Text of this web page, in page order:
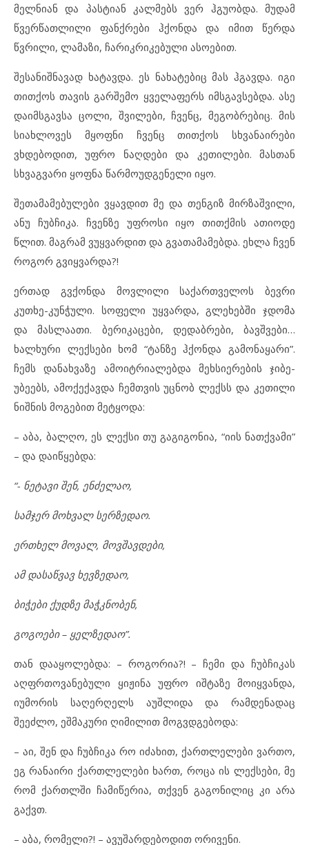
მელნიან და პასტიან კალმებს ვერ ჰგუობდა. მუდამ
წვერწათლილი ფანქრები ჰქონდა და იმით წერდა
წვრილი, ლამაზი, ჩარიკრიკებული ასოებით.
შესანიშნავად ხატავდა. ეს ნახატებიც მას ჰგავდა. იგი
თითქოს თავის გარშემო ყველაფერს იმსგავსებდა. ასე
დაიმსგავსა ცოლი, შვილები, ჩვენც, მეგობრებიც. მის
სიახლოვეს მყოფნი ჩვენც თითქოს სხვანაირები
ვხდებოდით, უფრო ნაღდები და კეთილები. მასთან
სხვაგვარი ყოფნა წარმოუდგენელი იყო.
შეთამამებულები ვყავდით მე და თენგიზ მირზაშვილი,
ანუ ჩუბჩიკა. ჩვენზე უფროსი იყო თითქმის ათიოდე
წლით. მაგრამ ვუყვარდით და გვათამამებდა. ეხლა ჩვენ
როგორ გვიყვარდა?!
ერთად გვქონდა მოვლილი საქართველოს ბევრი
კუთხე-კუნჭული. სოფელი უყვარდა, გლეხებში ჯდომა
და მასლაათი. ბერიკაცები, დედაბრები, ბავშვები…
ხალხური ლექსები ხომ “ტანზე ჰქონდა გამონაყარი”.
ჩემს დანახვაზე ამოიტრიალებდა მეხსიერების ჯიბე-
უბეებს, ამოქექავდა ჩემთვის უცნობ ლექსს და კეთილი
ნიშნის მოგებით მეტყოდა:
– აბა, ბალღო, ეს ლექსი თუ გაგიგონია, “იის ნათქვამი”
– და დაიწყებდა:
“- ნეტავი შენ, ენძელაო,
სამჯერ მოხვალ სერზედაო.
ერთხელ მოვალ, მოვშავდები,
ამ დასაწვავ ხევზედაო,
ბიჭები ქუდზე მაჭკნობენ,
გოგოები – ყელზედაო”.
თან დააყოლებდა: – როგორია?! – ჩემი და ჩუბჩიკას
აღფრთოვანებული ყიჟინა უფრო იშტაზე მოიყვანდა,
იუმორის საღერღელს აუშლიდა და რამდენადაც
შეეძლო, ეშმაკური ღიმილით მოგვდგებოდა:
– აი, შენ და ჩუბჩიკა რო იძახით, ქართლელები ვართო,
ეგ რანაირი ქართლელები ხართ, როცა ის ლექსები, მე
რომ ქართლში ჩამიწერია, თქვენ გაგონილიც კი არა
გაქვთ.
– აბა, რომელი?! – ავუშარდებოდით ორივენი.